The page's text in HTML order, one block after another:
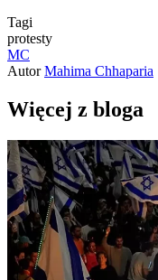
Tagi
protesty
MC
Autor Mahima Chhaparia
Więcej z bloga